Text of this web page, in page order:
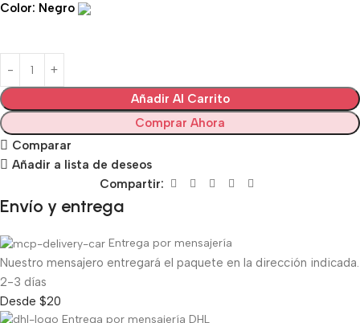
Color: Negro
Añadir Al Carrito
Comprar Ahora
Comparar
Añadir a lista de deseos
Compartir:
Envío y entrega
Entrega por mensajería
Nuestro mensajero entregará el paquete en la dirección indicada.
2-3 días
Desde $20
Entrega por mensajería DHL